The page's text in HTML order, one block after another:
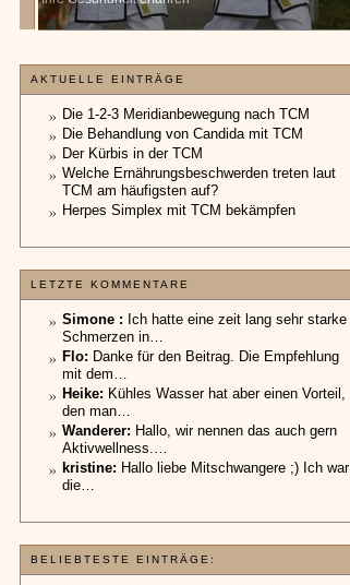
»»»
AKTUELLE EINTRÄGE
Die 1-2-3 Meridianbewegung nach TCM
Die Behandlung von Candida mit TCM
Der Kürbis in der TCM
Welche Ernährungsbeschwerden treten laut
TCM am häufigsten auf?
Herpes Simplex mit TCM bekämpfen
LETZTE KOMMENTARE
Simone : Ich hatte eine zeit lang sehr starke
Schmerzen in…
Flo: Danke für den Beitrag. Die Empfehlung
mit dem…
Heike: Kühles Wasser hat aber einen Vorteil,
den man…
Wanderer: Hallo, wir nennen das auch gern
Aktivwellness.…
kristine: Hallo liebe Mitschwangere ;) Ich war
die…
BELIEBTESTE EINTRÄGE: